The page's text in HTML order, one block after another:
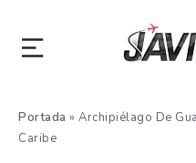
Portada » Archipiélago De
Caribe